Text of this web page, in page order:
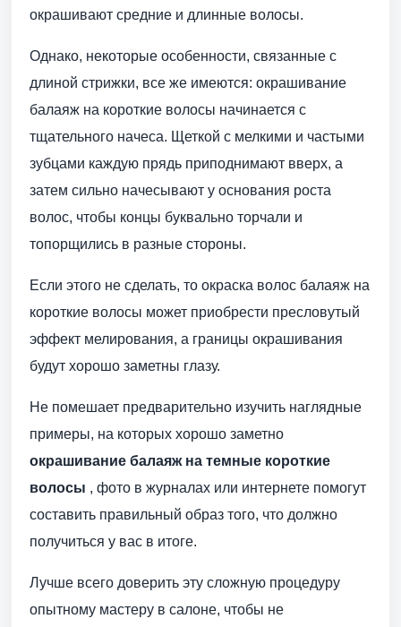
окрашивают средние и длинные волосы.
Однако, некоторые особенности, связанные с
длиной стрижки, все же имеются: окрашивание
балаяж на короткие волосы начинается с
тщательного начеса. Щеткой с мелкими и частыми
зубцами каждую прядь приподнимают вверх, а
затем сильно начесывают у основания роста
волос, чтобы концы буквально торчали и
топорщились в разные стороны.
Если этого не сделать, то окраска волос балаяж на
короткие волосы может приобрести пресловутый
эффект мелирования, а границы окрашивания
будут хорошо заметны глазу.
Не помешает предварительно изучить наглядные
примеры, на которых хорошо заметно
окрашивание балаяж на темные короткие
волосы , фото в журналах или интернете помогут
составить правильный образ того, что должно
получиться у вас в итоге.
Лучше всего доверить эту сложную процедуру
опытному мастеру в салоне, чтобы не